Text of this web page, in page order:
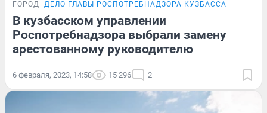
ГОРОД ДЕЛО ГЛАВЫ РОСПОТРЕБНАДЗОРА КУЗБАССА
В кузбасском управлении
Роспотребнадзора выбрали замену
арестованному руководителю
6 февраля, 2023, 14:58 15 296 2